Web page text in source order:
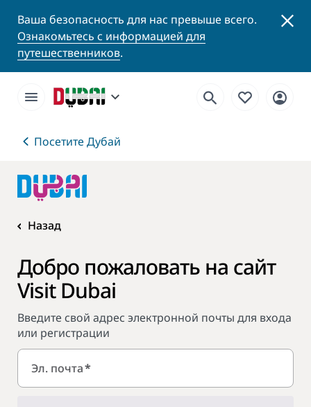
Ваша безопасность для нас превыше всего.
Ознакомьтесь с информацией для
путешественников.
Посетите Дубай
Назад
Добро пожаловать на сайт
Visit Dubai
Введите свой адрес электронной почты для входа
или регистрации
Эл. почта*